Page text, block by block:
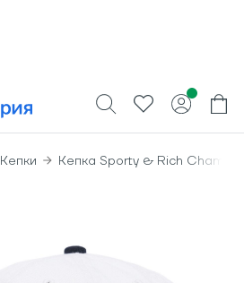
Кепки Кепка Sporty & Rich